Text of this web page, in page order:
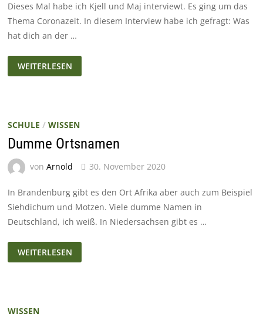
Dieses Mal habe ich Kjell und Maj interviewt. Es ging um das
Thema Coronazeit. In diesem Interview habe ich gefragt: Was
hat dich an der …
CORONAZEIT:
INTERVIEW
MIT
DEM
FROGBLOG
WEITERLESEN
SCHULE / WISSEN
Dumme Ortsnamen
von Arnold 30. November 2020
In Brandenburg gibt es den Ort Afrika aber auch zum Beispiel
Siehdichum und Motzen. Viele dumme Namen in
Deutschland, ich weiß. In Niedersachsen gibt es …
DUMME
ORTSNAMEN
WEITERLESEN
WISSEN